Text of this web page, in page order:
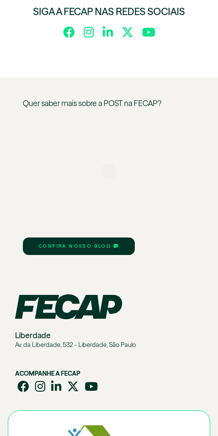
SIGA A FECAP NAS REDES SOCIAIS
Quer saber mais sobre a POST na FECAP?
CONFIRA NOSSO BLOG
Liberdade
Av. da Liberdade, 532 - Liberdade, São Paulo
ACOMPANHE A FECAP